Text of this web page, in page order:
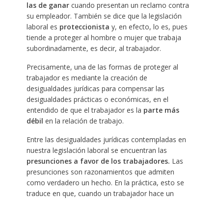
las de ganarcuando presentan un reclamo contra
su empleador. También se dice que la legislación
laboral es proteccionista y, en efecto, lo es, pues
tiende a proteger al hombre o mujer que trabaja
subordinadamente, es decir, al trabajador.
Precisamente, una de las formas de proteger al
trabajador es mediante la creación de
desigualdades jurídicas para compensar las
desigualdades prácticas o económicas, en el
entendido de que el trabajador es la parte más
débil en la relación de trabajo.
Entre las desigualdades jurídicas contempladas en
nuestra legislación laboral se encuentran las
presunciones a favor de los trabajadores. Las
presunciones son razonamientos que admiten
como verdadero un hecho. En la práctica, esto se
traduce en que, cuando un trabajador hace un